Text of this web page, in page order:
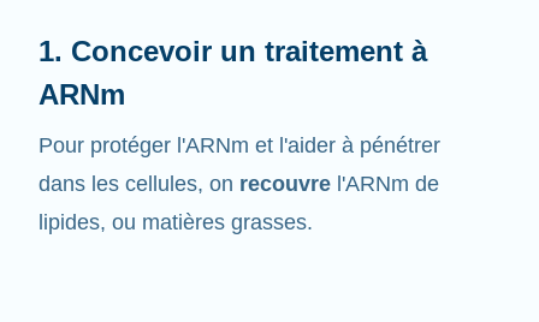
ARNm
Pour protéger l'ARNm et l'aider à pénétrer
dans les cellules, onrecouvre l'ARNm de
lipides, ou matières grasses.